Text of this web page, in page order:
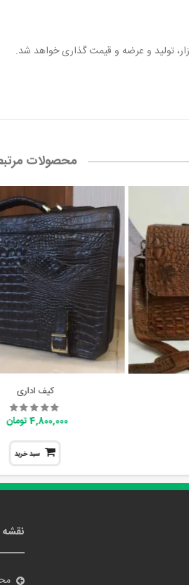
تولید و عرضه و قیمت گذاری خواهد شد.
محصولات
کیف اداری
4,800,000 تومان
سبد خرید